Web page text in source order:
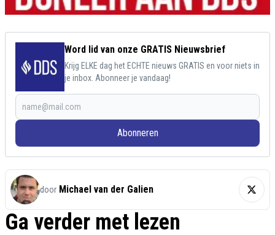
Word lid van onze GRATIS Nieuwsbrief
Krijg ELKE dag het ECHTE nieuws GRATIS en voor niets in
je inbox. Abonneer je vandaag!
Abonneren
door Michael van der Galien
Ga verder met lezen